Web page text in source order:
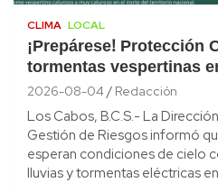
CLIMA LOCAL
¡Prepárese! Protección
tormentas vespertinas
2026-08-04 Redacción
Los Cabos, B.C.S.- La
Gestión de Riesgos informó
esperan condiciones de cielo
lluvias y tormentas eléctricas